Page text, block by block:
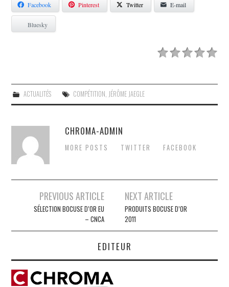
Facebook Pinterest Twitter E-mail
Bluesky
ACTUALITÉS COMPÉTITION JÉRÔME JAEGLE
CHROMA-ADMIN
MORE POSTS TWITTER FACEBOOK
navigation
PREVIOUS ARTICLE
SÉLECTION BOCUSE D’OR EU
– CNCA
NEXT ARTICLE
PRODUITS BOCUSE D’OR
2011
EDITEUR